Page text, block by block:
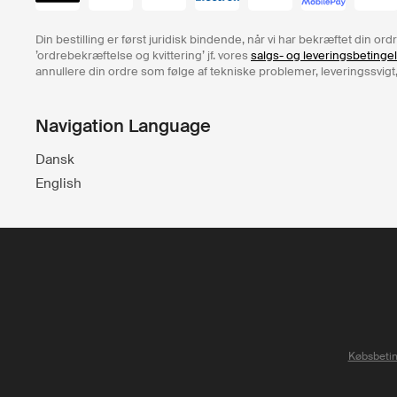
Din bestilling er først juridisk bindende, når vi har bekræftet din
’ordrebekræftelse og kvittering’ jf. vores salgs- og
annullere din ordre som følge af tekniske problemer,
Navigation Language
Dansk
English